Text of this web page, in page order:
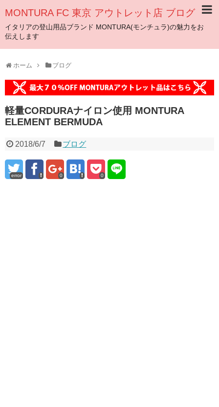
MONTURA FC 東京 アウトレット店 ブログ
イタリアの登山用品ブランド MONTURA(モンチュラ)の魅力をお
伝えします
ホーム ブログ
軽量CORDURAナイロン使用 MONTURA
ELEMENT BERMUDA
2018/6/7 ブログ
error 0 0